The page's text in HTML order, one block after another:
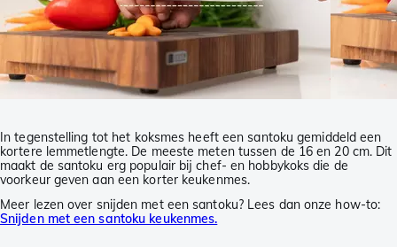
In tegenstelling tot het koksmes heeft een santoku gemiddeld een
kortere lemmetlengte. De meeste meten tussen de 16 en 20 cm. Dit
maakt de santoku erg populair bij chef- en hobbykoks die de
voorkeur geven aan een korter keukenmes.
Meer lezen over snijden met een santoku? Lees dan onze how-to:
Snijden met een santoku keukenmes.